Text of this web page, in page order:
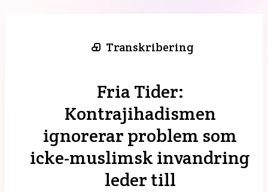
Transkribering
Fria Tider:
Kontrajihadismen
ignorerar problem som
icke-muslimsk invandring
leder till